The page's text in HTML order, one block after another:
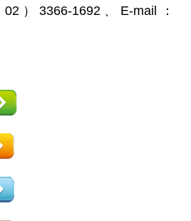
）3366-1692、E-mail：